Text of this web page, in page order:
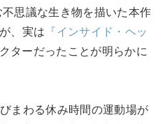
不思議な生き物を描いた本作
、実は 『インサイド・ヘッ
ターだったことが明らかに
まわる休み時間の運動場が